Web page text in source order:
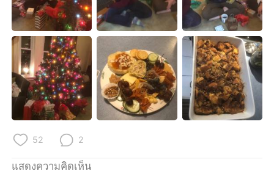
Türkçe Tiếng Việt
Português
52 2
แสดงความคิดเห็น